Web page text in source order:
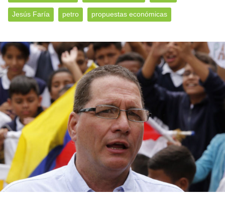
Jesús Faría petro propuestas económicas